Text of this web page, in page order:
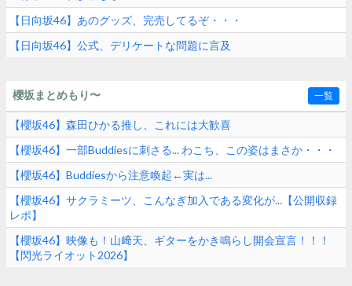
【日向坂46】あのグッズ、完売してるぞ・・・
【日向坂46】公式、デリケートな問題に言及
櫻坂まとめもり〜 一覧
【櫻坂46】森田ひかる推し、これには大歓喜
【櫻坂46】一部Buddiesに刺さる... わこち、この姿はまさか・・・
【櫻坂46】Buddiesから注意喚起←実は...
【櫻坂46】サクラミーツ、こんなぎ加入である変化が...【公開収録
レポ】
【櫻坂46】映像も！山﨑天、ギターをかき鳴らし開会宣言！！！
【閃光ライオット2026】